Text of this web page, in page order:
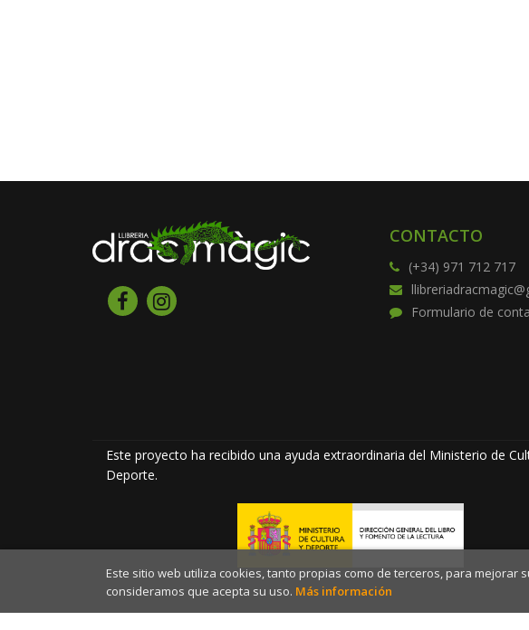
CONTACTO
(+34) 971 712 717
Formulario de
Este proyecto ha recibido una ayuda extraordinaria del Ministerio de
Deporte.
Este sitio web utiliza cookies, tanto propias como de terceros, para mejorar
consideramos que acepta su uso. Más información